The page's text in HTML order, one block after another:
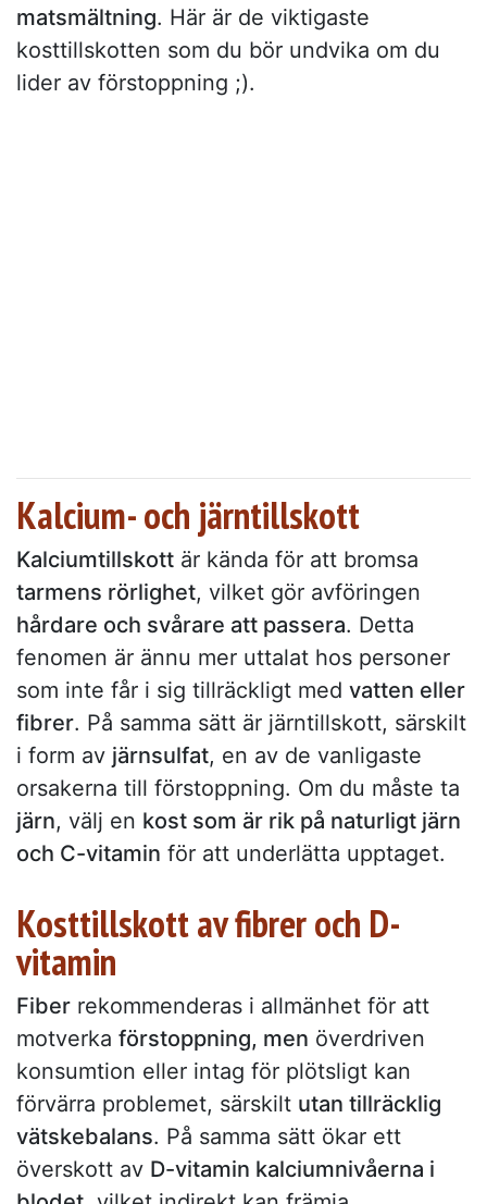
matsmältning. Här är de viktigaste
kosttillskotten som du bör undvika om du
lider av förstoppning ;).
Kalcium- och järntillskott
Kalciumtillskott är kända för att bromsa
tarmens rörlighet, vilket gör avföringen
hårdare och svårare att passera. Detta
fenomen är ännu mer uttalat hos personer
som inte får i sig tillräckligt med vatten eller
fibrer. På samma sätt är järntillskott, särskilt
i form av järnsulfat, en av de vanligaste
orsakerna till förstoppning. Om du måste ta
järn, välj en kost som är rik på naturligt järn
och C-vitamin för att underlätta upptaget.
Kosttillskott av fibrer och D-
vitamin
Fiber rekommenderas i allmänhet för att
motverka förstoppning, men överdriven
konsumtion eller intag för plötsligt kan
förvärra problemet, särskilt utan tillräcklig
vätskebalans. På samma sätt ökar ett
överskott av D-vitamin kalciumnivåerna i